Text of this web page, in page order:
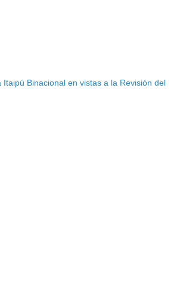
Binacional en vistas a la Revisión del